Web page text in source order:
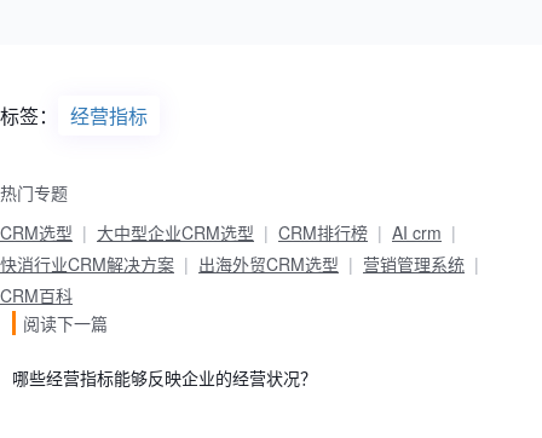
标签： 经营指标
热门专题
CRM选型
大中型企业CRM选型 CRM排行榜
AI crm
快消行业CRM解决方案
出海外贸CRM选型
营销管理系统
CRM百科
阅读下一篇
哪些经营指标能够反映企业的经营状况？